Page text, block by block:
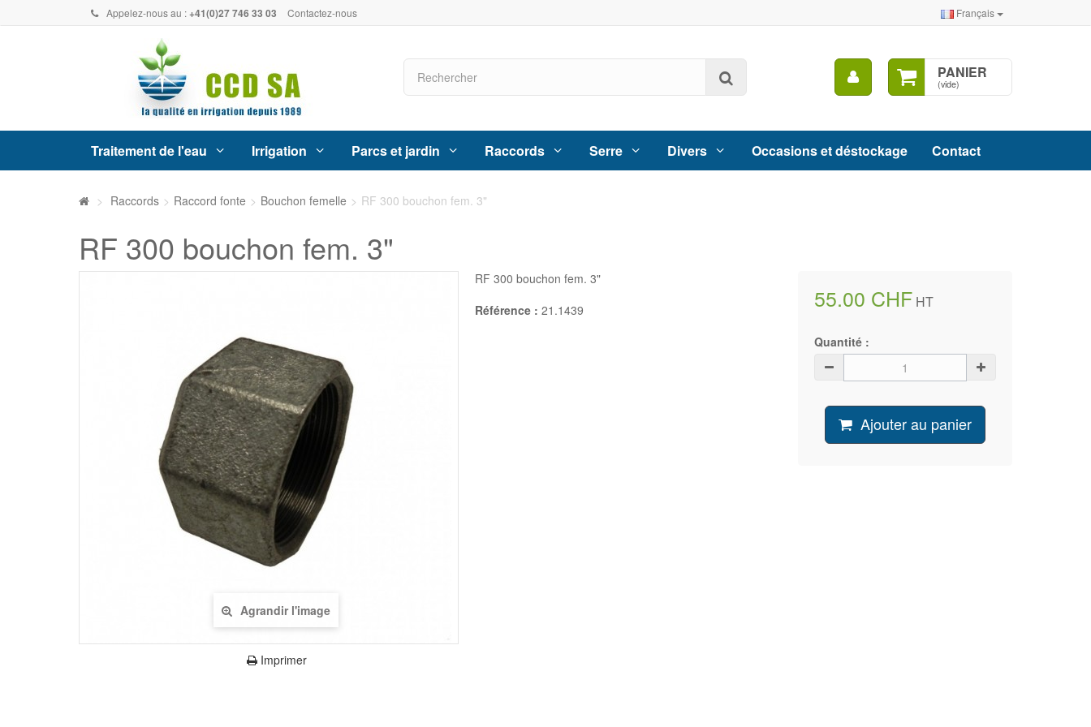
Appelez-nous au :+41(0)27 746 33 03 Contactez-nous Français
PANIER
(vide)
Mon
compte
Traitement de l'eau Irrigation Parcs et jardin Raccords Serre Divers Occasions et déstockage Contact
> Raccords > Raccord fonte > Bouchon femelle > RF 300 bouchon fem. 3"
RF 300 bouchon fem. 3"
Agrandir l'image
Imprimer
55.00 CHF HT
Quantité :
Ajouter au panier
RF 300 bouchon fem. 3"
Référence : 21.1439